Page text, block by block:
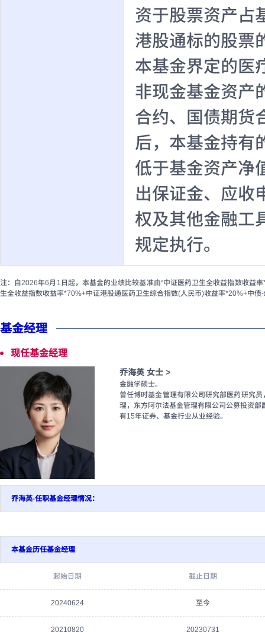
资于股票资产占
港股通标的股票
本基金界定的医
非现金基金资产
合约、国债期货
后，本基金持有
低于基金资产净
出保证金、应收
权及其他金融工
规定执行。
注：自2026年6月1日起，本基金的业绩比较基准由“中证医药卫生全收益指数收益
生全收益指数收益率*70%+中证港股通医药卫生综合指数(人民币)收益率*20%+中债
基金经理
现任基金经理
乔海英 女士 >
金融学硕士。
曾任博时基金管理有限公司研究部医药研究
理，东方阿尔法基金管理有限公司公募投资
有15年证券、基金行业从业经验。
乔海英-任职基金经理情况：
本基金历任基金经理
起始日期 截止日期
20240624 至今
20210820 20230731